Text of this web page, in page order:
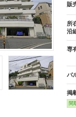
販
所
沿
専
バ
掲
間